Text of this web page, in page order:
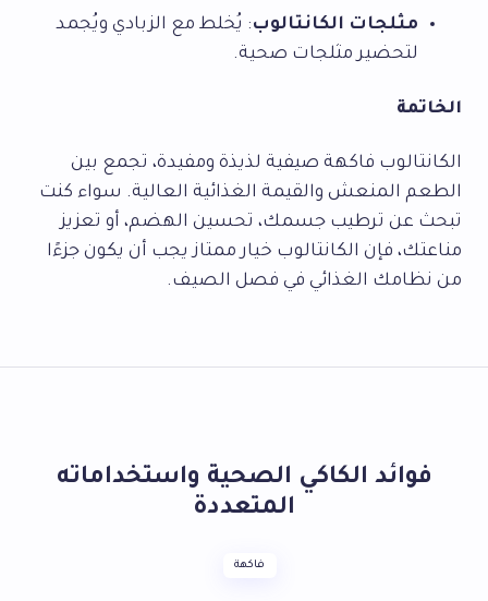
مثلجات الكانتالوب: يُخلط مع الزبادي ويُجمد
لتحضير مثلجات صحية.
الخاتمة
الكانتالوب فاكهة صيفية لذيذة ومفيدة، تجمع بين
الطعم المنعش والقيمة الغذائية العالية. سواء كنت
تبحث عن ترطيب جسمك، تحسين الهضم، أو تعزيز
مناعتك، فإن الكانتالوب خيار ممتاز يجب أن يكون جزءًا
من نظامك الغذائي في فصل الصيف.
فوائد الكاكي الصحية واستخداماته
المتعددة
فاكهة